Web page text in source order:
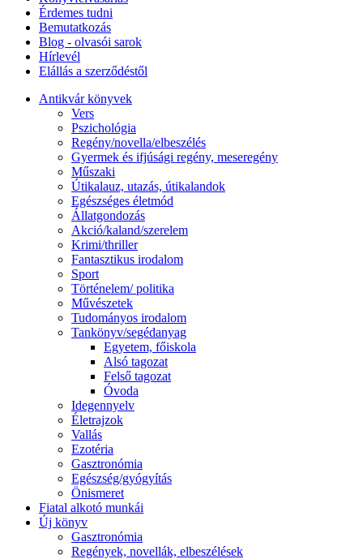
Érdemes tudni
Bemutatkozás
Blog - olvasói sarok
Hírlevél
Elállás a szerződéstől
Antikvár könyvek
Vers
Pszichológia
Regény/novella/elbeszélés
Gyermek és ifjúsági regény, meseregény
Műszaki
Útikalauz, utazás, útikalandok
Egészséges életmód
Állatgondozás
Akció/kaland/szerelem
Krimi/thriller
Fantasztikus irodalom
Sport
Történelem/ politika
Művészetek
Tudományos irodalom
Tankönyv/segédanyag
Egyetem, főiskola
Alsó tagozat
Felső tagozat
Óvoda
Idegennyelv
Életrajzok
Vallás
Ezotéria
Gasztronómia
Egészség/gyógyítás
Önismeret
Fiatal alkotó munkái
Új könyv
Gasztronómia
Regények, novellák, elbeszélések